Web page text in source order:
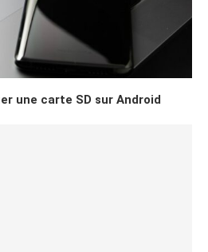
une carte SD sur Android